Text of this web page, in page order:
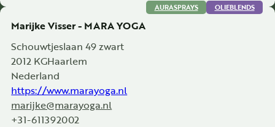
Marijke Visser - MARA YOGA
Schouwtjeslaan 49 zwart
2012 KGHaarlem
Nederland
https://www.marayoga.nl
marijke@marayoga.nl
+31-611392002
AURASPRAYS OLIEBLENDS